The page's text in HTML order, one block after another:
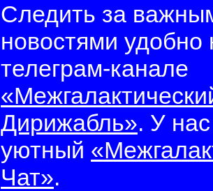
Следить за
новостями
телеграм-канале
Дирижабль». У
уютный
Чат».